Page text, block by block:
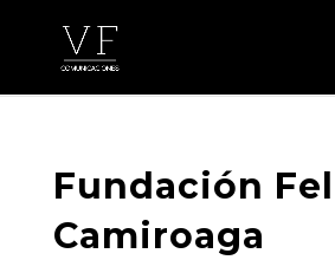
Fundación
Camiroaga